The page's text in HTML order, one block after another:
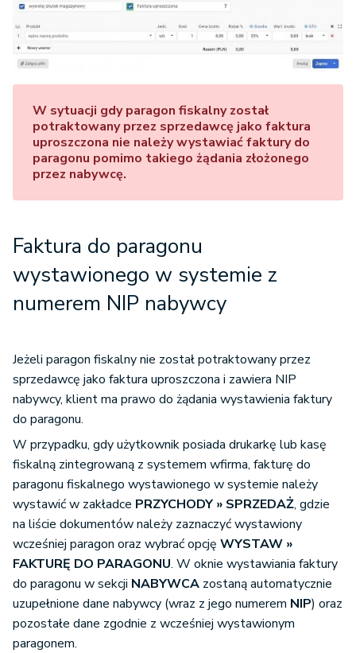
W sytuacji gdy paragon fiskalny został
potraktowany przez sprzedawcę jako faktura
uproszczona nie należy wystawiać faktury do
paragonu pomimo takiego żądania złożonego
przez nabywcę.
Faktura do paragonu
wystawionego w systemie z
numerem NIP nabywcy
Jeżeli paragon fiskalny nie został potraktowany przez
sprzedawcę jako faktura uproszczona i zawiera NIP
nabywcy, klient ma prawo do żądania wystawienia faktury
do paragonu.
W przypadku, gdy użytkownik posiada drukarkę lub kasę
fiskalną zintegrowaną z systemem wfirma, fakturę do
paragonu fiskalnego wystawionego w systemie należy
wystawić w zakładce PRZYCHODY » SPRZEDAŻ, gdzie
na liście dokumentów należy zaznaczyć wystawiony
wcześniej paragon oraz wybrać opcję WYSTAW »
FAKTURĘ DO PARAGONU. W oknie wystawiania faktury
do paragonu w sekcji NABYWCA zostaną automatycznie
uzupełnione dane nabywcy (wraz z jego numerem NIP) oraz
pozostałe dane zgodnie z wcześniej wystawionym
paragonem.